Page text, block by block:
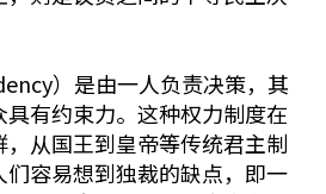
）是由一人负责决策，其
有约束力。这种权力制度在
，从国王到皇帝等传统君主制
容易想到独裁的缺点，即一